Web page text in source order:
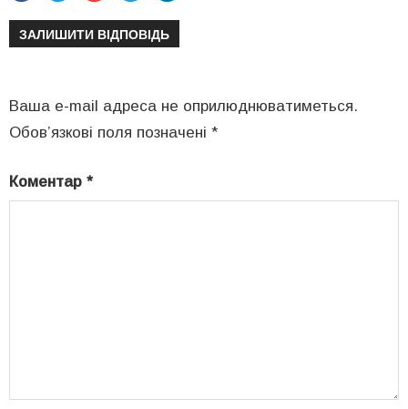
ЗАЛИШИТИ ВІДПОВІДЬ
Ваша e-mail адреса не оприлюднюватиметься.
Обов’язкові поля позначені *
Коментар *